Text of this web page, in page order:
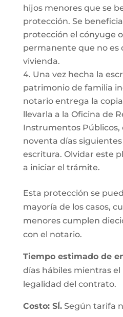
hijos menores que se
protección. Se
protección el cónyuge
permanente que no es
vivienda.
Una vez hecha la
patrimonio de familia
notario entrega la
llevarla a la Oficina de
Instrumentos Públicos,
noventa días
escritura. Olvidar este
a iniciar el trámite.
Esta protección se
mayoría de los casos,
menores cumplen
con el notario.
Tiempo estimado de
días hábiles mientras
legalidad del contrato.
Costo: SÍ.Según tarifa